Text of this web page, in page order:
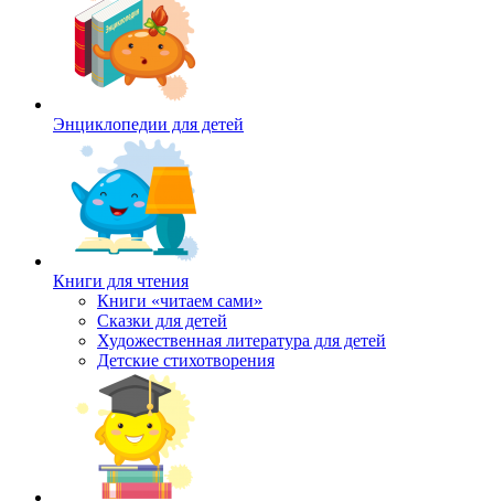
Энциклопедии для детей
Книги для чтения
Книги «читаем сами»
Сказки для детей
Художественная литература для детей
Детские стихотворения